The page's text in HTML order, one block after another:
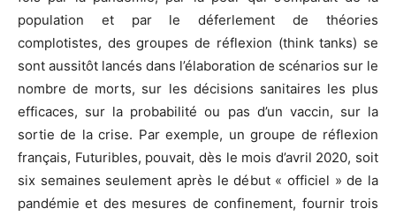
population et par le déferlement de théories
complotistes, des groupes de réflexion (think tanks) se
sont aussitôt lancés dans l’élaboration de scénarios sur le
nombre de morts, sur les décisions sanitaires les plus
efficaces, sur la probabilité ou pas d’un vaccin, sur la
sortie de la crise. Par exemple, un groupe de réflexion
français, Futuribles, pouvait, dès le mois d’avril 2020, soit
six semaines seulement après le début « officiel » de la
pandémie et des mesures de confinement, fournir trois